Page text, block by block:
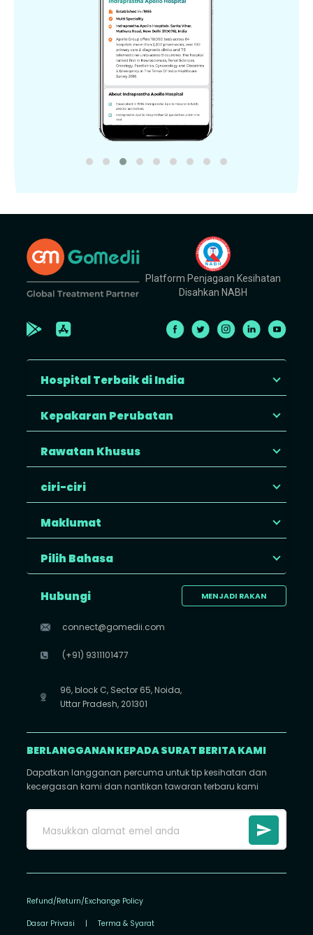
Platform Penjagaan Kesihatan
Disahkan NABH
Hospital Terbaik di India
Kepakaran Perubatan
Rawatan Khusus
ciri-ciri
Maklumat
Pilih Bahasa
MENJADI RAKAN
Hubungi
connect@gomedii.com
(+91) 9311101477
96, block C, Sector 65, Noida,
Uttar Pradesh, 201301
BERLANGGANAN KEPADA SURAT BERITA KAMI
Dapatkan langganan percuma untuk tip kesihatan dan
kecergasan kami dan nantikan tawaran terbaru kami
Refund/Return/Exchange Policy
Dasar Privasi | Terma & Syarat